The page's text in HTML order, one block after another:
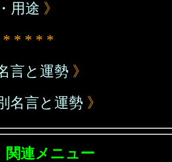
用途 》
* * * *
言と運勢 》
名言と運勢 》
関連メニュー